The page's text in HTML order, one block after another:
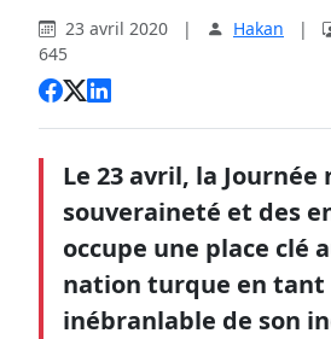
23 avril 2020 | Hakan |
645
Le 23 avril, la
souveraineté et des
occupe une place clé
nation turque en tant
inébranlable de son